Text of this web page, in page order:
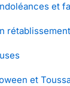
et
rétablissement
et